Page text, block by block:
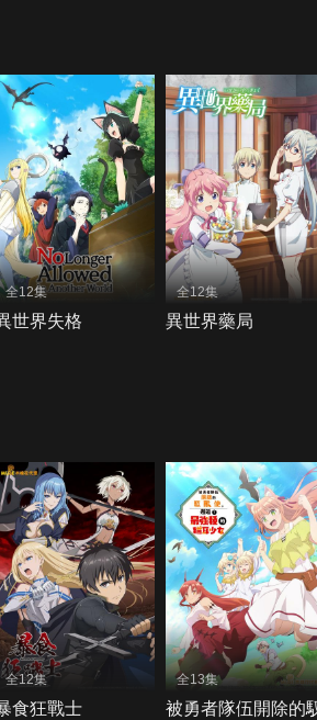
全12集
世界失格
全12集
異世界藥局
全12集
食狂戰士
全13集
被勇者隊伍開除的